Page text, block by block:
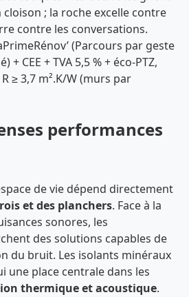
cloison ; la roche excelle contre
contre les conversations.
(Parcours par geste
+ CEE + TVA 5,5 % + éco-PTZ,
≥ 3,7 m².K/W (murs par
performances
de vie dépend directement
et des planchers. Face à la
sonores, les
des solutions capables de
du bruit. Les isolants minéraux
une place centrale dans les
thermique et acoustique.